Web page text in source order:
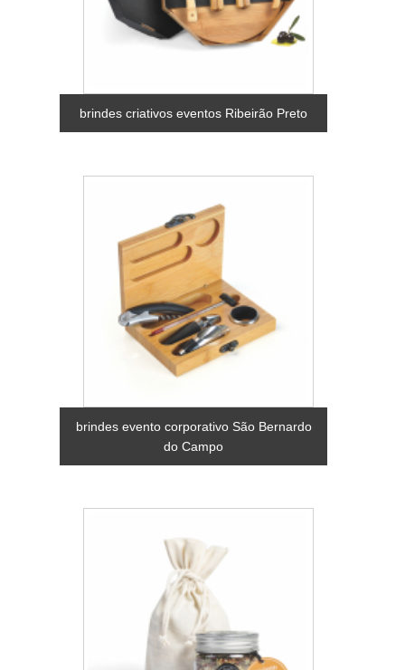
brindes criativos eventos Ribeirão Preto
brindes evento corporativo São Bernardo
do Campo